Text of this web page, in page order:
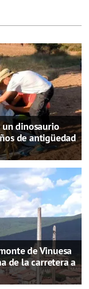
un dinosaurio
de antigüedad
de Vinuesa
de la carretera a